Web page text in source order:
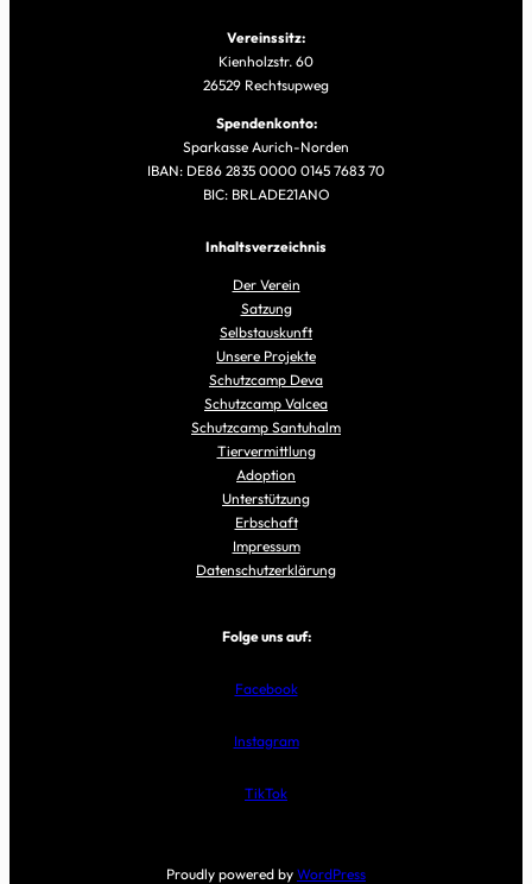
Vereinssitz:
Kienholzstr. 60
26529 Rechtsupweg
Spendenkonto:
Sparkasse Aurich-Norden
IBAN: DE86 2835 0000 0145 7683 70
BIC: BRLADE21ANO
Inhaltsverzeichnis
Der Verein
Satzung
Selbstauskunft
Unsere Projekte
Schutzcamp Deva
Schutzcamp Valcea
Schutzcamp Santuhalm
Tiervermittlung
Adoption
Unterstützung
Erbschaft
Impressum
Datenschutzerklärung
Folge uns auf:
Facebook
Instagram
TikTok
Proudly powered by WordPress